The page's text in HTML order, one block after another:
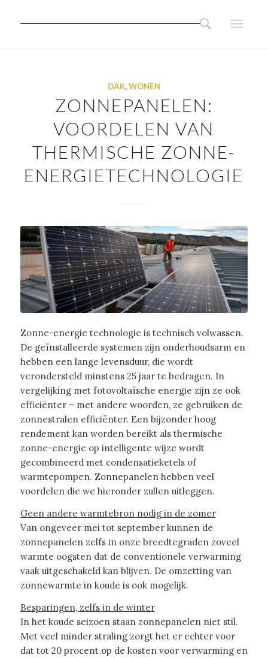
DAK,WONEN
ZONNEPANELEN:
VOORDELEN VAN
THERMISCHE ZONNE-
ENERGIETECHNOLOGIE
Zonne-energie technologie is technisch volwassen.
De geïnstalleerde systemen zijn onderhoudsarm en
hebben een lange levensduur, die wordt
verondersteld minstens 25 jaar te bedragen. In
vergelijking met fotovoltaïsche energie zijn ze ook
efficiënter – met andere woorden, ze gebruiken de
zonnestralen efficiënter. Een bijzonder hoog
rendement kan worden bereikt als thermische
zonne-energie op intelligente wijze wordt
gecombineerd met condensatieketels of
warmtepompen. Zonnepanelen hebben veel
voordelen die we hieronder zullen uitleggen.
Geen andere warmtebron nodig in de zomer
Van ongeveer mei tot september kunnen de
zonnepanelen zelfs in onze breedtegraden zoveel
warmte oogsten dat de conventionele verwarming
vaak uitgeschakeld kan blijven. De omzetting van
zonnewarmte in koude is ook mogelijk.
Besparingen, zelfs in de winter
In het koude seizoen staan zonnepanelen niet stil.
Met veel minder straling zorgt het er echter voor
dat tot 20 procent op de kosten voor verwarming en